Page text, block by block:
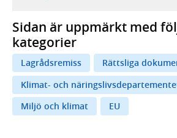
Sidan är uppmärkt med
kategorier
Lagrådsremiss
Rättsliga
Klimat- och
Miljö och klimat
EU